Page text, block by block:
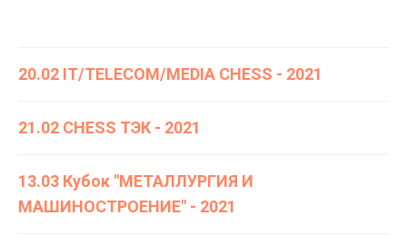
20.02 IT/TELECOM/MEDIA CHESS - 2021
21.02 CHESS ТЭК - 2021
13.03 Кубок "МЕТАЛЛУРГИЯ И
МАШИНОСТРОЕНИЕ" - 2021